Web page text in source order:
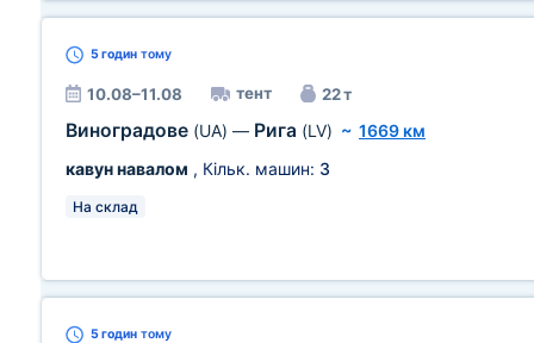
5 годин тому
10.08–11.08 тент 22 т
Виноградове (UA) — Рига (LV) ~ 1669 км
кавун навалом , Кільк. машин: 3
На склад
5 годин тому